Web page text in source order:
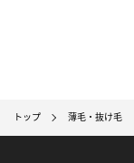
トップ 薄毛・抜け毛